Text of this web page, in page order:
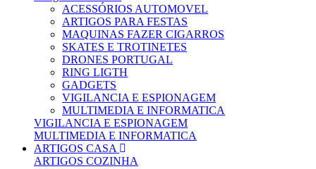
ACESSÓRIOS AUTOMOVEL
ARTIGOS PARA FESTAS
MAQUINAS FAZER CIGARROS
SKATES E TROTINETES
DRONES PORTUGAL
RING LIGTH
GADGETS
VIGILANCIA E ESPIONAGEM
MULTIMEDIA E INFORMATICA
VIGILANCIA E ESPIONAGEM
MULTIMEDIA E INFORMATICA
ARTIGOS CASA
ARTIGOS COZINHA